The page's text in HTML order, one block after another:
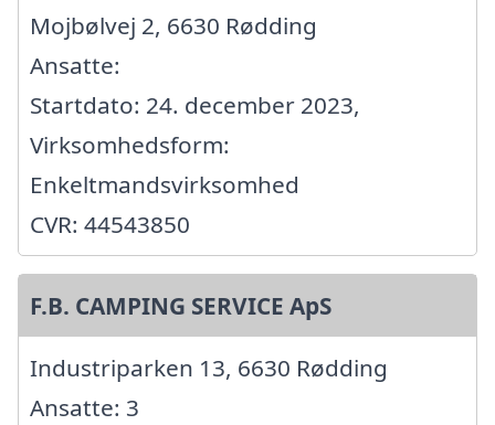
Mojbølvej 2, 6630 Rødding
Ansatte:
Startdato: 24. december 2023,
Virksomhedsform:
Enkeltmandsvirksomhed
CVR: 44543850
F.B. CAMPING SERVICE ApS
Industriparken 13, 6630 Rødding
Ansatte: 3